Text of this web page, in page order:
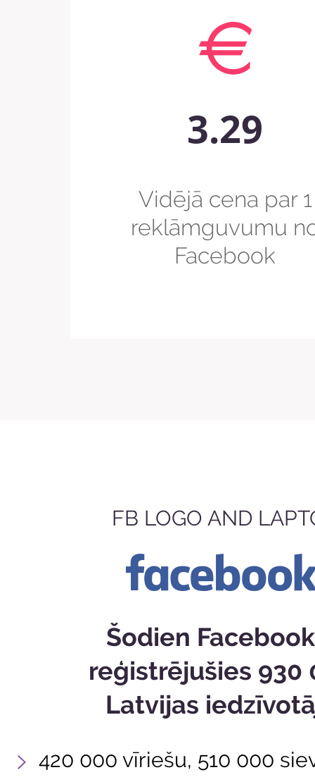
3.29
Vidējā cena par 1
reklāmguvumu
Facebook
Šodien
reģistrējušies 930
Latvijas
420 000 vīriešu, 510 000